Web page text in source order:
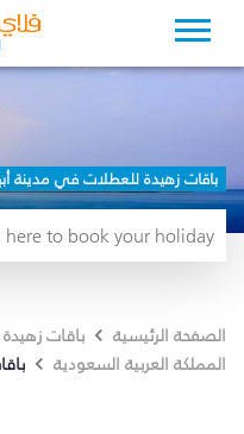
باقات زهيدة للعطلات في مدينة
الصفحة الرئيسية باقات
المملكة العربية السعودية